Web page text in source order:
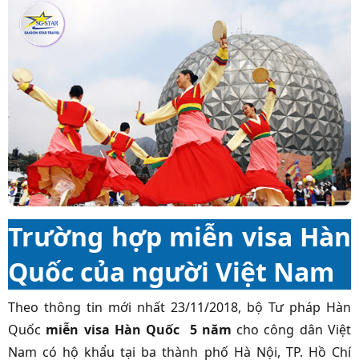
Trường hợp miễn visa Hàn
Quốc của người Việt Nam
Theo thông tin mới nhất 23/11/2018, bộ Tư pháp Hàn
Quốc miễn visa Hàn Quốc 5 nămcho công dân Việt
Nam có hộ khẩu tại ba thành phố Hà Nội, TP. Hồ Chí